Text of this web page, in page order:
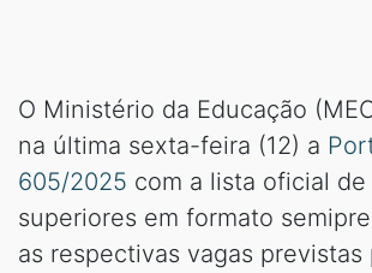
O Ministério da Educação
na última sexta-feira (12) a
605/2025 com a lista oficial de
superiores em formato
as respectivas vagas previstas